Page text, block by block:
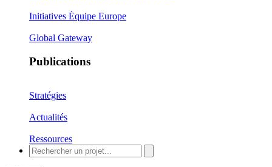
Initiatives Équipe Europe
Global Gateway
Publications
Stratégies
Actualités
Ressources